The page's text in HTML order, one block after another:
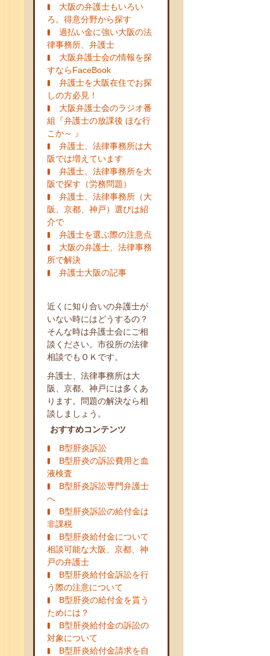
大阪の弁護士もいろい
ろ。得意分野から探す
過払い金に強い大阪の法
律事務所、弁護士
大阪弁護士会の情報を探
すならFaceBook
弁護士を大阪在住でお探
しの方必見！
大阪弁護士会のラジオ番
組『弁護士の放課後 ほな行
こか～ 』
弁護士、法律事務所は大
阪では増えています
弁護士、法律事務所を大
阪で探す（労務問題）
弁護士、法律事務所（大
阪、京都、神戸）選びは紹
介で
弁護士を選ぶ際の注意点
大阪の弁護士、法律事務
所で解決
弁護士大阪の記事
近くに知り合いの弁護士が
いない時にはどうするの？
そんな時は弁護士会にご相
談ください。市役所の法律
相談でもＯＫです。
弁護士、法律事務所は大
阪、京都、神戸には多くあ
ります。問題の解決なら相
談しましょう。
おすすめコンテンツ
B型肝炎訴訟
B型肝炎の訴訟費用と血
液検査
B型肝炎訴訟専門弁護士
へ
B型肝炎訴訟の給付金は
非課税
B型肝炎給付金について
相談可能な大阪、京都、神
戸の弁護士
B型肝炎給付金訴訟を行
う際の注意について
B型肝炎の給付金を貰う
ためには？
B型肝炎給付金の訴訟の
対象について
B型肝炎給付金請求を自